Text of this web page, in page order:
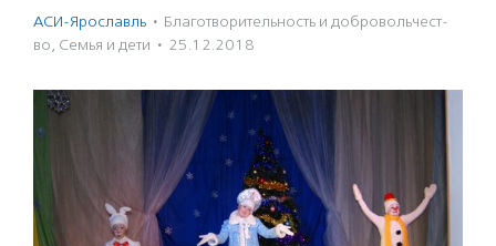
АСИ-Ярославль · Благотвори­тель­ность и доброволь­чест­
во, Семья и дети · 25.12.2018